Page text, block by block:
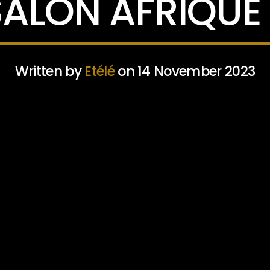
Written byEtéléon 14 November 2023